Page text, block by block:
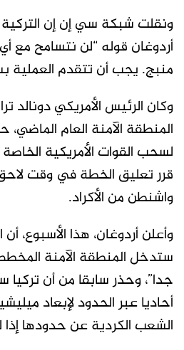
ونقلت شبكة سي إن إن
أردوغان قوله “لن نتسامح مع
منبج. يجب أن تتقدم العملية
وكان الرئيس الأمريكي دونالد
المنطقة الآمنة العام
لسحب القوات الأمريكية
قرر تعليق الخطة في وقت
واشنطن من الأكراد.
وأعلن أردوغان، هذا الأسبوع، أن
ستدخل المنطقة الآمنة
جدا”، وحذر سابقا من أن تركيا
أحاديا عبر الحدود لإبعاد
الشعب الكردية عن حدودها إذا